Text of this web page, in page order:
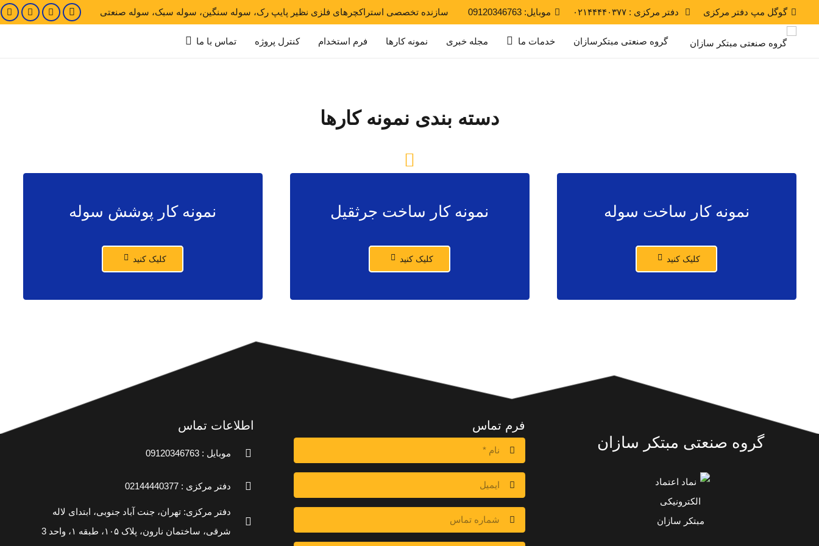
گوگل مپ دفتر مرکزی دفتر مرکزی : ۰۲۱۴۴۴۴۰۳۷۷ موبایل: 09120346763 سازنده تخصصی استراکچرهای فلزی نظیر پایپ رک، سوله سنگین، سوله سبک، سوله صنعتی
گروه صنعتی مبتکرسازان خدمات ما مجله خبری نمونه کارها فرم استخدام کنترل پروژه تماس با ما
دسته بندی نمونه کارها
نمونه کار ساخت سوله
کلیک کنید
نمونه کار ساخت جرثقیل
کلیک کنید
نمونه کار پوشش سوله
کلیک کنید
گروه صنعتی مبتکر سازان
فرم تماس اطلاعات تماس
موبایل : 09120346763
دفتر مرکزی : 02144440377
دفتر مرکزی: تهران، جنت آباد جنوبی، ابتدای لاله
شرقی، ساختمان نارون، پلاک ۱۰۵، طبقه ۱، واحد 3